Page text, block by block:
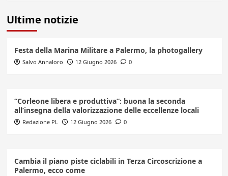
Ultime notizie
Festa della Marina Militare a Palermo, la photogallery
Salvo Annaloro 12 Giugno 2026 0
“Corleone libera e produttiva”: buona la seconda
all’insegna della valorizzazione delle eccellenze locali
Redazione PL 12 Giugno 2026 0
Cambia il piano piste ciclabili in Terza Circoscrizione a
Palermo, ecco come